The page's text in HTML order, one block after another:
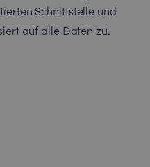
Schnittstelle und
auf alle Daten zu.